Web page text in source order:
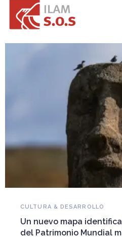
Falleció Ramón
patrimonio